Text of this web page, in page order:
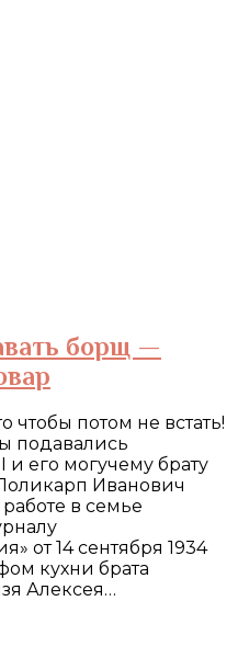
борщ —
чтобы потом не встать!
подавались
его могучему брату
Иванович
в семье
от 14 сентября 1934
кухни брата
Алексея…